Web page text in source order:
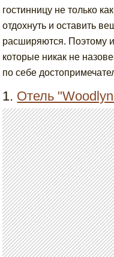
гостинницу не только
отдохнуть и оставить
расширяются. Поэтому
которые никак не
по себе
1. Отель